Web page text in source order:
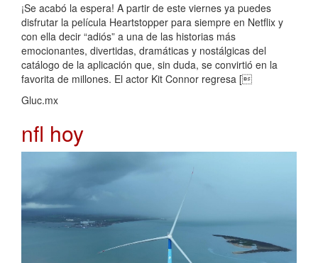
¡Se acabó la espera! A partir de este viernes ya puedes
disfrutar la película Heartstopper para siempre en Netflix y
con ella decir “adiós” a una de las historias más
emocionantes, divertidas, dramáticas y nostálgicas del
catálogo de la aplicación que, sin duda, se convirtió en la
favorita de millones. El actor Kit Connor regresa [
Gluc.mx
nfl hoy